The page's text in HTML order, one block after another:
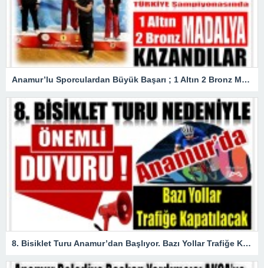
Anamur’lu Sporculardan Büyük Başarı ; 1 Altın 2 Bronz Madalya Kazandılar
8. Bisiklet Turu Anamur’dan Başlıyor. Bazı Yollar Trafiğe Kapatılacak